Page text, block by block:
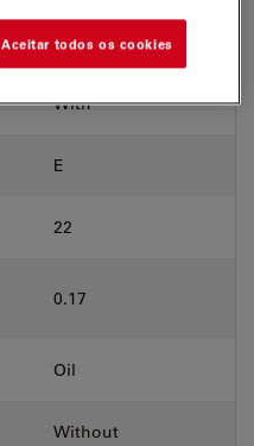
-
With
E
22
0.17
Oil
Without
Aceitar todos os cookies